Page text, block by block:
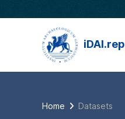
Home Datasets